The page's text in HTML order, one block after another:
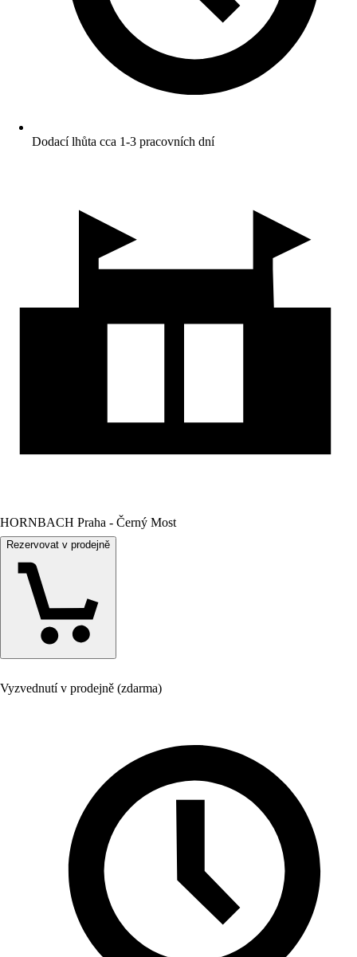
Dodací lhůta cca 1-3 pracovních dní
HORNBACH Praha - Černý Most
Rezervovat v prodejně
Vyzvednutí v prodejně (zdarma)